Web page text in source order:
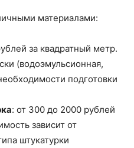
материалами:
за квадратный метр.
(водоэмульсионная,
подготовки
: от 300 до 2000 рублей
зависит от
штукатурки